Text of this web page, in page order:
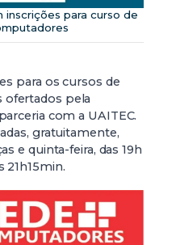
para curso de
para os cursos de
ofertados pela
com a UAITEC.
gratuitamente,
e quinta-feira, das 19h
21h15min.